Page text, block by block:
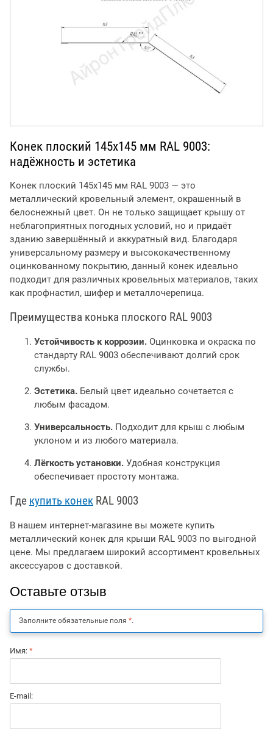
Конек плоский 145x145 мм RAL 9003:
надёжность и эстетика
Конек плоский 145x145 мм RAL 9003 — это
металлический кровельный элемент, окрашенный в
белоснежный цвет. Он не только защищает крышу от
неблагоприятных погодных условий, но и придаёт
зданию завершённый и аккуратный вид. Благодаря
универсальному размеру и высококачественному
оцинкованному покрытию, данный конек идеально
подходит для различных кровельных материалов, таких
как профнастил, шифер и металлочерепица.
Преимущества конька плоского RAL 9003
Устойчивость к коррозии. Оцинковка и окраска по
стандарту RAL 9003 обеспечивают долгий срок
службы.
Эстетика. Белый цвет идеально сочетается с
любым фасадом.
Универсальность. Подходит для крыш с любым
уклоном и из любого материала.
Лёгкость установки. Удобная конструкция
обеспечивает простоту монтажа.
Где купить конек RAL 9003
В нашем интернет-магазине вы можете купить
металлический конек для крыши RAL 9003 по выгодной
цене. Мы предлагаем широкий ассортимент кровельных
аксессуаров с доставкой.
Оставьте отзыв
Заполните обязательные поля *.
Имя: *
E-mail: